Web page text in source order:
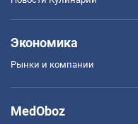
Экономика
Рынки и компании
MedOboz